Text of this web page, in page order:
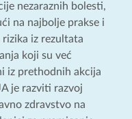
nezaraznih bolesti,
na najbolje prakse i
iz rezultata
koji su već
iz prethodnih akcija
je razviti razvoj
zdravstvo na